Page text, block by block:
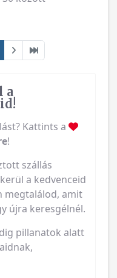
a
Kattints a
!
szállás
a kedvenceid
megtalálod, amit
újra keresgélnél.
pillanatok alatt